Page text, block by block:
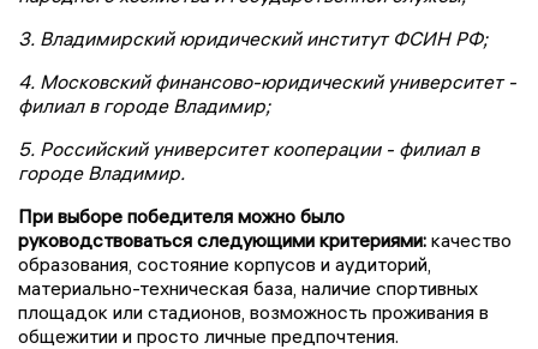
3. Владимирский юридический институт ФСИН РФ;
4. Московский финансово-юридический университет -
филиал в городе Владимир;
5. Российский университет кооперации - филиал в
городе Владимир.
При выборе победителя можно было
руководствоваться следующими критериями: качество
образования, состояние корпусов и аудиторий,
материально-техническая база, наличие спортивных
площадок или стадионов, возможность проживания в
общежитии и просто личные предпочтения.